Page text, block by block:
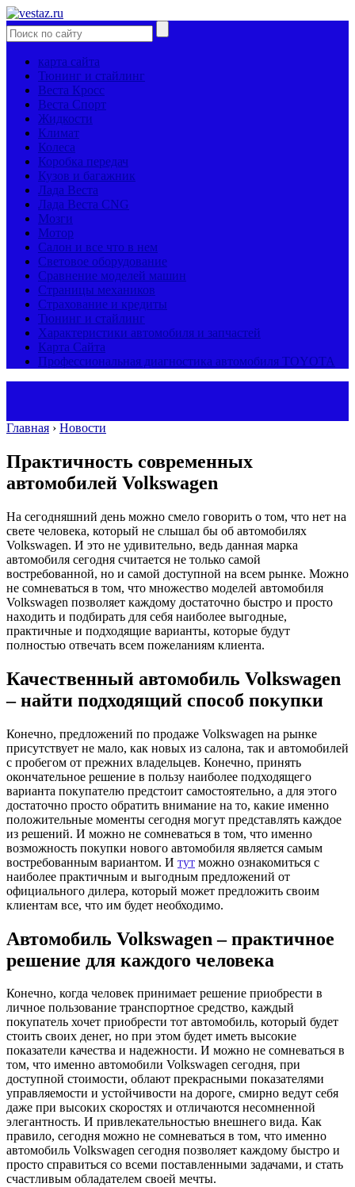
карта сайта
Тюнинг и стайлинг
Веста Кросс
Веста Спорт
Жидкости
Климат
Колеса
Коробка передач
Кузов и багажник
Лада Веста
Лада Веста CNG
Мозги
Мотор
Салон и все что в нем
Световое оборудование
Сравнение моделей машин
Страницы механиков
Страхование и кредиты
Тюнинг и стайлинг
Характеристики автомобиля и запчастей
Карта Сайта
Профессиональная диагностика автомобиля TOYOTA
Главная › Новости
Практичность современных
автомобилей Volkswagen
На сегодняшний день можно смело говорить о том, что нет на
свете человека, который не слышал бы об автомобилях
Volkswagen. И это не удивительно, ведь данная марка
автомобиля сегодня считается не только самой
востребованной, но и самой доступной на всем рынке. Можно
не сомневаться в том, что множество моделей автомобиля
Volkswagen позволяет каждому достаточно быстро и просто
находить и подбирать для себя наиболее выгодные,
практичные и подходящие варианты, которые будут
полностью отвечать всем пожеланиям клиента.
Качественный автомобиль Volkswagen
– найти подходящий способ покупки
Конечно, предложений по продаже Volkswagen на рынке
присутствует не мало, как новых из салона, так и автомобилей
с пробегом от прежних владельцев. Конечно, принять
окончательное решение в пользу наиболее подходящего
варианта покупателю предстоит самостоятельно, а для этого
достаточно просто обратить внимание на то, какие именно
положительные моменты сегодня могут представлять каждое
из решений. И можно не сомневаться в том, что именно
возможность покупки нового автомобиля является самым
востребованным вариантом. И тут можно ознакомиться с
наиболее практичным и выгодным предложений от
официального дилера, который может предложить своим
клиентам все, что им будет необходимо.
Автомобиль Volkswagen – практичное
решение для каждого человека
Конечно, когда человек принимает решение приобрести в
личное пользование транспортное средство, каждый
покупатель хочет приобрести тот автомобиль, который будет
стоить своих денег, но при этом будет иметь высокие
показатели качества и надежности. И можно не сомневаться в
том, что именно автомобили Volkswagen сегодня, при
доступной стоимости, облают прекрасными показателями
управляемости и устойчивости на дороге, смирно ведут себя
даже при высоких скоростях и отличаются несомненной
элегантность. И привлекательностью внешнего вида. Как
правило, сегодня можно не сомневаться в том, что именно
автомобиль Volkswagen сегодня позволяет каждому быстро и
просто справиться со всеми поставленными задачами, и стать
счастливым обладателем своей мечты.